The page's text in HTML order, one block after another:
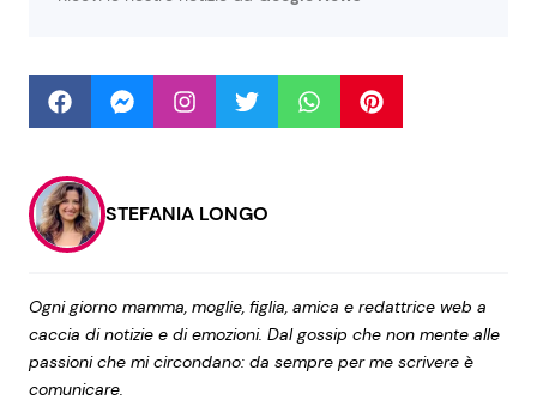
Seguici
Info
Disclaimer e Privacy
Redazione
Contattaci
STEFANIA LONGO
Ogni giorno mamma, moglie, figlia, amica e redattrice web a
caccia di notizie e di emozioni. Dal gossip che non mente alle
passioni che mi circondano: da sempre per me scrivere è
comunicare.